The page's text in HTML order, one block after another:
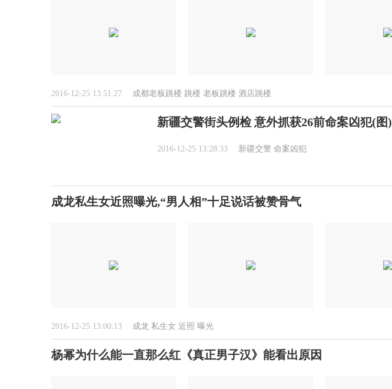
2016-12-25 13:51:27 成都老板跳楼 跳楼 老板跳楼 酒店跳楼
新疆交警街头例检 意外抓获26前命案凶犯(图)
2016-12-25 13:28:33 新疆交警 命案凶犯
成龙私生女近照曝光,“男人相”十足说话被赞骨气
2016-12-25 13:00:13 成龙 私生女 近照 曝光
杨幂为什么能一直那么红《真正男子汉》能看出原因